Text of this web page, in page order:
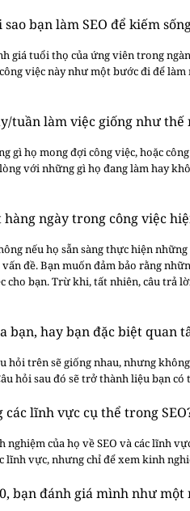
bạn làm SEO để kiếm
giá tuổi thọ của ứng viên trong
việc này như một bước đi để
tuần làm việc giống như thế
gì họ mong đợi công việc, hoặc
với những gì họ đang làm hay
ngày trong công việc
nếu họ sẵn sàng thực hiện
đề. Bạn muốn đảm bảo rằng
cho bạn. Trừ khi, tất nhiên, câu trả
bạn, hay bạn đặc biệt quan
hỏi trên sẽ giống nhau, nhưng
hỏi sau đó sẽ trở thành liệu bạn có
lĩnh vực cụ thể trong
của họ về SEO và các lĩnh
lĩnh vực, nhưng chỉ để xem kinh
bạn đánh giá mình như một